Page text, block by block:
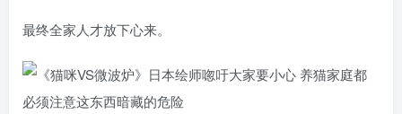
最终全家人才放下心来。